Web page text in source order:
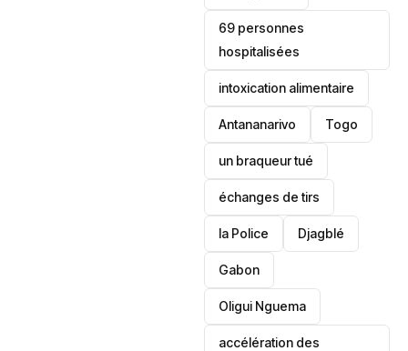
69 personnes
hospitalisées
intoxication alimentaire
Antananarivo ‎Togo
un braqueur tué
échanges de tirs
la Police Djagblé
Gabon
Oligui Nguema
accélération des